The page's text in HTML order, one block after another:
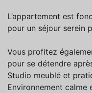
L’appartement est
pour un séjour serein
Vous profitez
pour se détendre
Studio meublé et
Environnement calme